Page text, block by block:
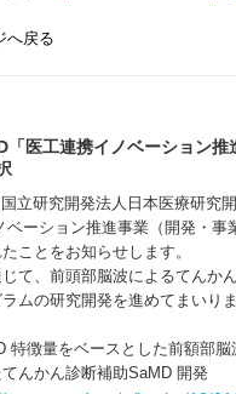
へ戻る
「医工連携イノベーション推
立研究開発法人日本医療研究
ベーション推進事業（開発・事
ことをお知らせします。
て、前頭部脳波によるてんか
ムの研究開発を進めてまいりま
特徴量をベースとした前額部
てんかん診断補助SaMD 開発